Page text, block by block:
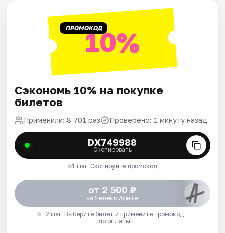
ПРОМОКОД10%
Сэкономь 10% на покупке
билетов
Применили: 8 701 раз Проверено: 1 минуту назад
DX749988
Скопировать
1 шаг. Скопируйте промокод
от 2 500 ₽
на Яндекс Афише
2 шаг. Выберите билет и примените промокод
до оплаты